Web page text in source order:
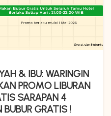
& IBU: WARINGIN
PROMO LIBURAN
SARAPAN 4
GRATIS !